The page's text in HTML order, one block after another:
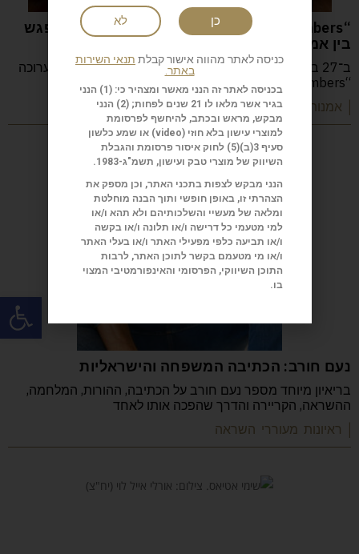
“Beyond The Numbers – מעבר למספרים” מפגש
בין אמנות ישראלית, פיננסים, עסקים ויזמות
ב־27 באוגוסט 2026 תושק ב־BTB ישראל בתל אביב התערוכה
“Beyond The Numbers – מעבר למספרים”,
| אמנות
נעם חורב: הכתיבה המשפחה והישראליות
בריאיון מיוחד מספר נעם חורב על הכתיבה, ההורות, המלחמה,
ההשראה, הקריירה והדרך שהפכה אותו לאחד
| ראיונות מעוררי השראה
לא כן
כניסה לאתר מהווה אישור קבלת תנאי השירות
באתר.
בכניסה לאתר זה הנני מאשר ומצהיר כי: (1) הנני
בגיר אשר מלאו לו 21 שנים לפחות; (2) הנני
מבקש, מראש ובכתב, להיחשף לפרסומת
למוצרי עישון בלא חוזי (video) או שמע כלשון
סעיף 3(ב)(5) לחוק איסור פרסומת והגבלת
השיווק של מוצרי טבק ועישון, תשמ"ג-1983.
הנני מבקש לצפות בתכני האתר, וכן מספק את
הצהרתי זו, באופן חופשי ותוך הבנה מוחלטת
ומלאה של מעשיי והשלכותיהם ולא תהא ו/או
למי מטעמי כל דרישה ו/או תלונה ו/או בקשה
ו/או תביעה כלפי מפעילי האתר ו/או בעלי האתר
ו/או מי מטעמם בקשר לתוכן האתר, לרבות
התוכן השיווקי, הפרסומי והאינפורמטיבי המצוי
בו.